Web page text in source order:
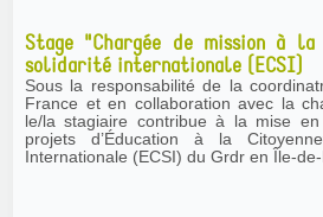
Stage "Chargée de mission à
solidarité internationale (ECSI)
Sous la responsabilité de la
France et en collaboration avec la
le/la stagiaire contribue à la mise
projets d’Éducation à la
Internationale (ECSI) du Grdr en Île-